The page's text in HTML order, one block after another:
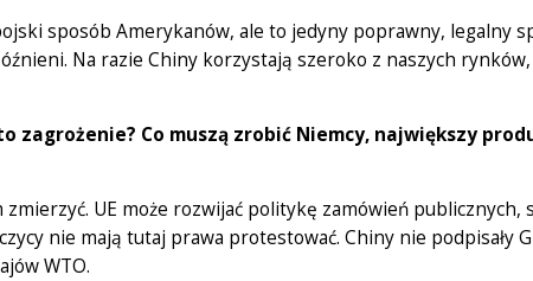
sposób Amerykanów, ale to jedyny poprawny, legalny
Na razie Chiny korzystają szeroko z naszych
zagrożenie? Co muszą zrobić Niemcy, największy
UE może rozwijać politykę zamówień publicznych,
nie mają tutaj prawa protestować. Chiny nie podpisały
WTO.